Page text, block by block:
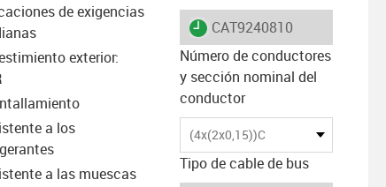
lupe
de exigencias
exterior:
a los
a las muescas
igus-icon-lieferzeit
CAT9240810
Número de conductores
y sección nominal del
conductor
(4x(2x0,15))C
Tipo de cable de bus